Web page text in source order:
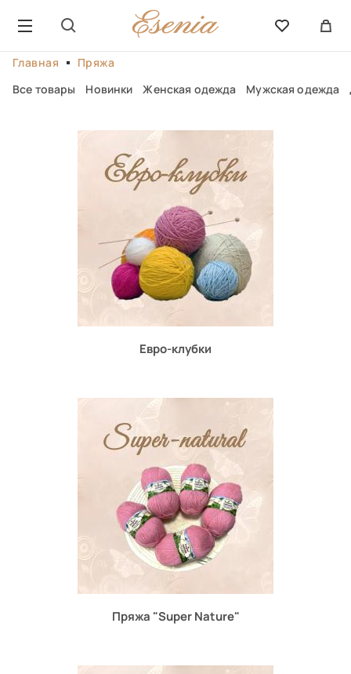
Главная
Пряжа
Все товары
Новинки Женская одежда Мужская одежда
Евро-клубки
Пряжа "Super Nature"